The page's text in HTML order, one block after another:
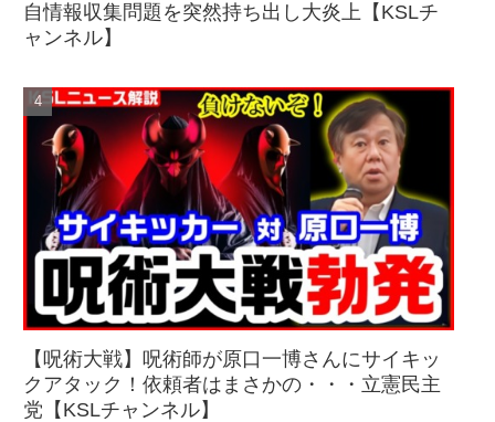
自情報収集問題を突然持ち出し大炎上【KSLチ
ャンネル】
【呪術大戦】呪術師が原口一博さんにサイキッ
クアタック！依頼者はまさかの・・・立憲民主
党【KSLチャンネル】